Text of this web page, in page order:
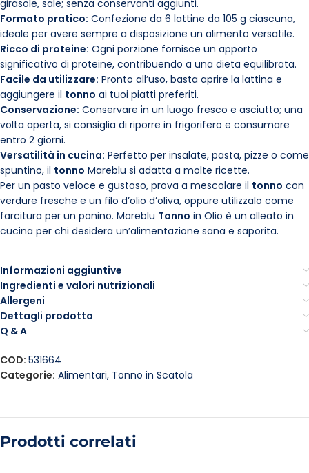
girasole, sale; senza conservanti aggiunti.
Formato pratico: Confezione da 6 lattine da 105 g ciascuna,
ideale per avere sempre a disposizione un alimento versatile.
Ricco di proteine: Ogni porzione fornisce un apporto
significativo di proteine, contribuendo a una dieta equilibrata.
Facile da utilizzare: Pronto all’uso, basta aprire la lattina e
aggiungere il tonno ai tuoi piatti preferiti.
Conservazione: Conservare in un luogo fresco e asciutto; una
volta aperta, si consiglia di riporre in frigorifero e consumare
entro 2 giorni.
Versatilità in cucina: Perfetto per insalate, pasta, pizze o come
spuntino, il tonno Mareblu si adatta a molte ricette.
Per un pasto veloce e gustoso, prova a mescolare il tonno con
verdure fresche e un filo d’olio d’oliva, oppure utilizzalo come
farcitura per un panino. Mareblu Tonno in Olio è un alleato in
cucina per chi desidera un’alimentazione sana e saporita.
Informazioni aggiuntive
Ingredienti e valori nutrizionali
Allergeni
Dettagli prodotto
Q & A
COD: 531664
Categorie: Alimentari, Tonno in Scatola
Prodotti correlati